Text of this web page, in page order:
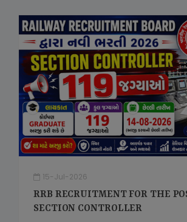
15-Jul-2026
RRB RECRUITMENT FOR THE
SECTION CONTROLLER